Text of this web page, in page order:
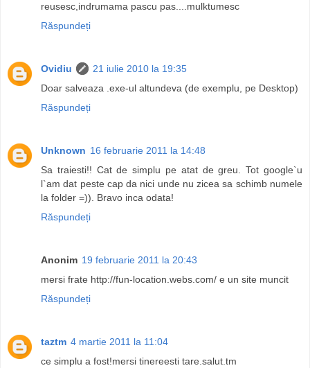
reusesc,indrumama pascu pas....mulktumesc
Răspundeți
Ovidiu
21 iulie 2010 la 19:35
Doar salveaza .exe-ul altundeva (de exemplu, pe Desktop)
Răspundeți
Unknown 16 februarie 2011 la 14:48
Sa traiesti!! Cat de simplu pe atat de greu. Tot google`u
l`am dat peste cap da nici unde nu zicea sa schimb numele
la folder =)). Bravo inca odata!
Răspundeți
Anonim 19 februarie 2011 la 20:43
mersi frate http://fun-location.webs.com/ e un site muncit
Răspundeți
taztm 4 martie 2011 la 11:04
ce simplu a fost!mersi tinereesti tare.salut.tm